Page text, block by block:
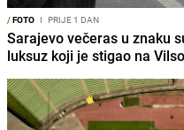
/FOTO I PRIJE 1 DAN
Sarajevo večeras u znaku
luksuz koji je stigao na